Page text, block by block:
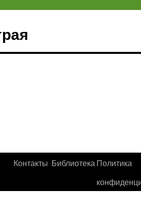
Контакты Библиотека Политика